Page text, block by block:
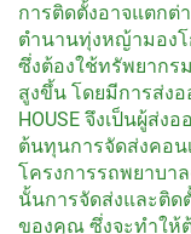
การติดตั้งอาจแตกต่
ตำนานทุ่งหญ้ามองโ
ซึ่งต้องใช้ทรัพยากร
สูงขึ้น โดยมีการส่งอ
HOUSE จึงเป็นผู้ส่
ต้นทุนการจัดส่งคอน
โครงการรถพยาบา
นั้นการจัดส่งและติด
ของคุณ ซึ่งจะทำให้